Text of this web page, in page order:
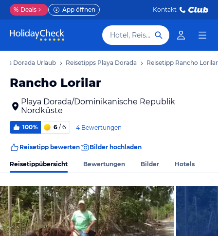
% Deals App öffnen Kontakt
Hotel, Reiseziel
Dorada Urlaub Reisetipps Playa Dorada Reisetipp Rancho Lorilar
Rancho Lorilar
Playa Dorada/Dominikanische Republik
Nordküste
100% 6 / 6 4 Bewertungen
Reisetipp bewerten Bilder hochladen
Reisetippübersicht Bewertungen Bilder Hotels